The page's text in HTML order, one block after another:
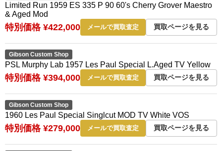
Limited Run 1959 ES 335 P 90 60's Cherry Grover Maestro
& Aged Mod
特別価格 ¥422,000 メールで買取査定 買取ページを見る
Gibson Custom Shop
PSL Murphy Lab 1957 Les Paul Special L.Aged TV Yellow
特別価格 ¥394,000 メールで買取査定 買取ページを見る
Gibson Custom Shop
1960 Les Paul Special Singlcut MOD TV White VOS
特別価格 ¥279,000 メールで買取査定 買取ページを見る